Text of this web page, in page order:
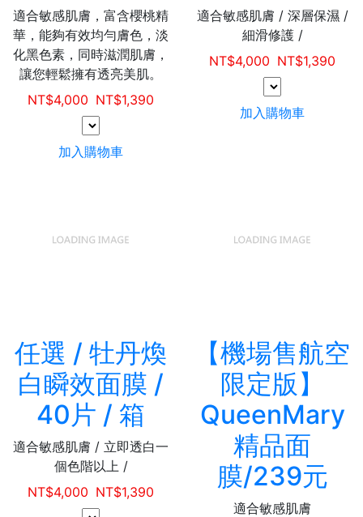
適合敏感肌膚，富含櫻桃精
華，能夠有效均勻膚色，淡
化黑色素，同時滋潤肌膚，
讓您輕鬆擁有透亮美肌。
NT$4,000 NT$1,390
加入購物車
適合敏感肌膚 / 深層保濕 /
細滑修護 /
NT$4,000 NT$1,390
加入購物車
任選 / 牡丹煥
白瞬效面膜 /
40片 / 箱
適合敏感肌膚 / 立即透白一
個色階以上 /
NT$4,000 NT$1,390
【機場售航空
限定版】
QueenMary
精品面
膜/239元
適合敏感肌膚